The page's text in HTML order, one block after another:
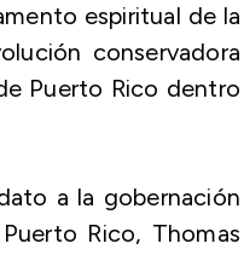
espiritual de la
conservadora
Puerto Rico dentro
a la gobernación
Rico, Thomas